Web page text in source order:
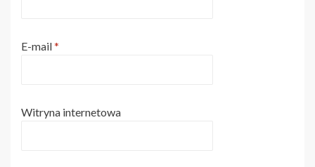
E-mail*
Witryna internetowa